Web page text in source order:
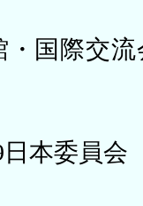
・国際交
本委員会